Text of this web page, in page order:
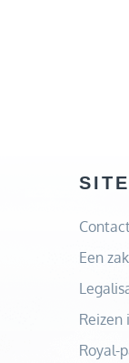
Een
Reizen
Royal-